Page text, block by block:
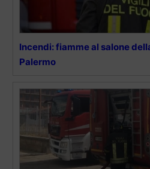
Incendi: fiamme al salone
Palermo